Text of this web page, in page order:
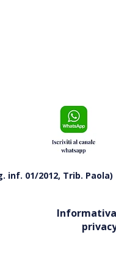
01/2012, Trib. Paola)